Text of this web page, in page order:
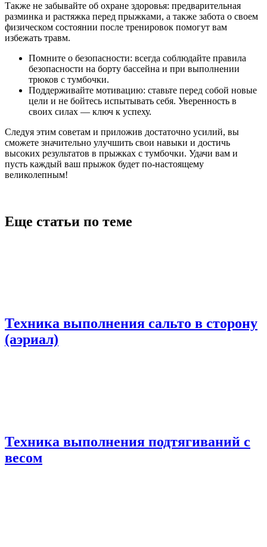
Также не забывайте об охране здоровья: предварительная
разминка и растяжка перед прыжками, а также забота о своем
физическом состоянии после тренировок помогут вам
избежать травм.
Помните о безопасности: всегда соблюдайте правила
безопасности на борту бассейна и при выполнении
трюков с тумбочки.
Поддерживайте мотивацию: ставьте перед собой новые
цели и не бойтесь испытывать себя. Уверенность в
своих силах — ключ к успеху.
Следуя этим советам и приложив достаточно усилий, вы
сможете значительно улучшить свои навыки и достичь
высоких результатов в прыжках с тумбочки. Удачи вам и
пусть каждый ваш прыжок будет по-настоящему
великолепным!
Еще статьи по теме
Техника выполнения сальто в сторону
(аэриал)
Техника выполнения подтягиваний с
весом